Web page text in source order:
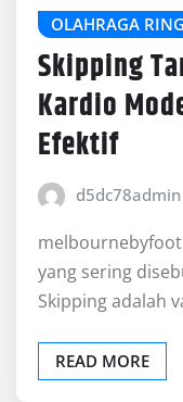
OLAHRAGA
Skipping
Kardio
Efektif
d5dc78admin
yang sering
Skipping adalah
READ MORE